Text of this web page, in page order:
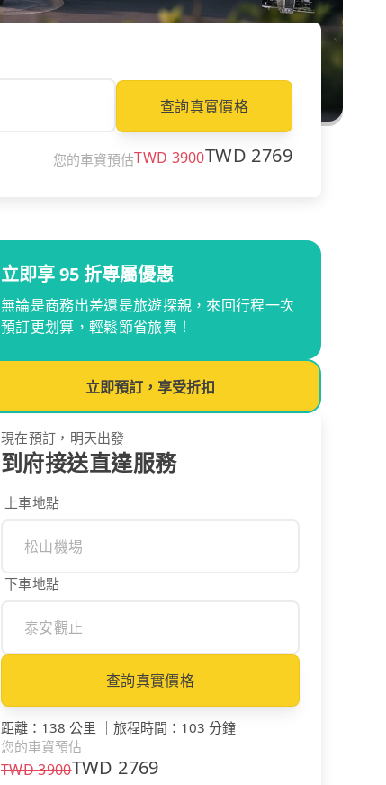
查詢真實價格
您的車資預估TWD3900TWD 2769
立即享 95 折專屬優惠
無論是商務出差還是旅遊探親，來回行程一次
預訂更划算，輕鬆節省旅費！
立即預訂，享受折扣
現在預訂，明天出發
到府接送直達服務
上車地點
下車地點
查詢真實價格
距離 ： 138 公里 ｜ 旅程時間 ： 103 分鐘
您的車資預估
TWD3900TWD 2769